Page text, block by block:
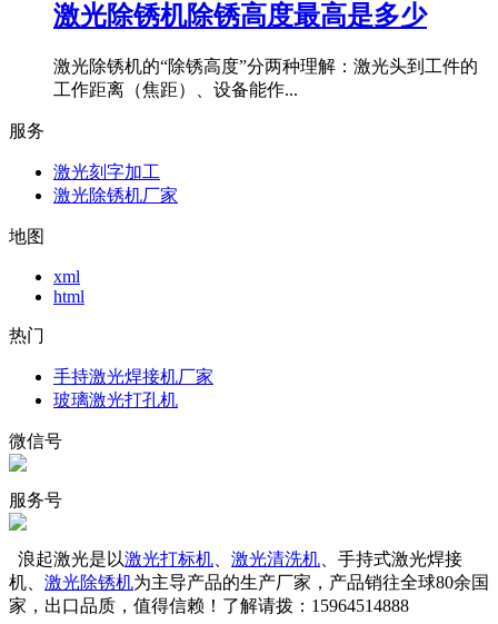
激光除锈机除锈高度最高是多少
激光除锈机的“除锈高度”分两种理解：激光头到工件的
工作距离（焦距）、设备能作...
服务
激光刻字加工
激光除锈机厂家
地图
xml
html
热门
手持激光焊接机厂家
玻璃激光打孔机
微信号
服务号
浪起激光是以激光打标机 激光清洗机 、手持式激光焊接
机、 激光除锈机为主导产品的生产厂家，产品销往全球80余国
家，出口品质，值得信赖！了解请拨：15964514888